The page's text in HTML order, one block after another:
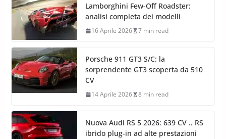
Lamborghini Few-Off Roadster:
analisi completa dei modelli
16 Aprile 2026 7 min read
Porsche 911 GT3 S/C: la
sorprendente GT3 scoperta da 510
CV
14 Aprile 2026 8 min read
Nuova Audi RS 5 2026: 639 CV .. RS
ibrido plug-in ad alte prestazioni